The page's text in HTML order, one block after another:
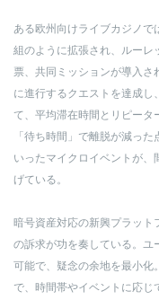
ある欧州向けライブカジノで
組のように拡張され、ルーレ
票、共同ミッションが導入
に進行するクエストを達成し、
て、平均滞在時間とリピータ
「待ち時間」で離脱が減っ
いったマイクロイベントが、
げている。
暗号資産対応の新興プラット
の訴求が功を奏している。ユ
可能で、疑念の余地を最小化
で、時間帯やイベントに応じ